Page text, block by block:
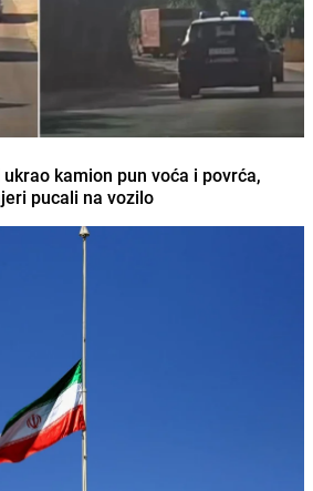
kamion pun voća i povrća,
pucali na vozilo